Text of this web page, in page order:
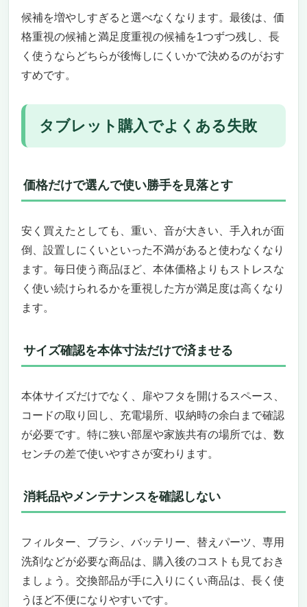
候補を増やしすぎると選べなくなります。最後は、価
格重視の候補と満足度重視の候補を1つずつ残し、長
く使うならどちらが後悔しにくいかで決めるのがおす
すめです。
タブレット購入でよくある失敗
価格だけで選んで使い勝手を見落とす
安く買えたとしても、重い、音が大きい、手入れが面
倒、設置しにくいといった不満があると使わなくなり
ます。毎日使う商品ほど、本体価格よりもストレスな
く使い続けられるかを重視した方が満足度は高くなり
ます。
サイズ確認を本体寸法だけで済ませる
本体サイズだけでなく、扉やフタを開けるスペース、
コードの取り回し、充電場所、収納時の余白まで確認
が必要です。特に狭い部屋や家族共有の場所では、数
センチの差で使いやすさが変わります。
消耗品やメンテナンスを確認しない
フィルター、ブラシ、バッテリー、替えパーツ、専用
洗剤などが必要な商品は、購入後のコストも見ておき
ましょう。交換部品が手に入りにくい商品は、長く使
うほど不便になりやすいです。